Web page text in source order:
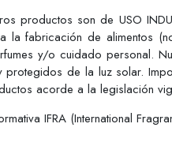
productos son de USO
fabricación de alimentos
y/o cuidado personal.
de la luz solar.
acorde a la legislación
IFRA (International